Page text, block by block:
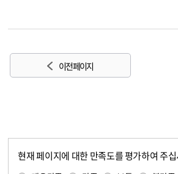
이전 페이지
현재 페이지에 대한 만족도를 평가하여 주